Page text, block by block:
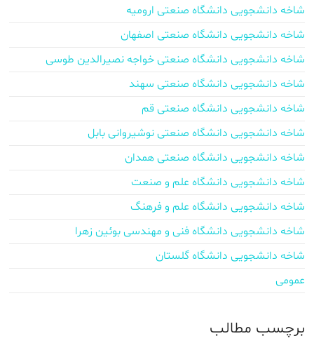
شاخه دانشجویی دانشگاه صنعتی ارومیه
شاخه دانشجویی دانشگاه صنعتی اصفهان
شاخه دانشجویی دانشگاه صنعتی خواجه نصیرالدین طوسی
شاخه دانشجویی دانشگاه صنعتی سهند
شاخه دانشجویی دانشگاه صنعتی قم
شاخه دانشجویی دانشگاه صنعتی نوشیروانی بابل
شاخه دانشجویی دانشگاه صنعتی همدان
شاخه دانشجویی دانشگاه علم و صنعت
شاخه دانشجویی دانشگاه علم و فرهنگ
شاخه دانشجویی دانشگاه فنی و مهندسی بوئین زهرا
شاخه دانشجویی دانشگاه گلستان
عمومی
برچسب‌ مطالب